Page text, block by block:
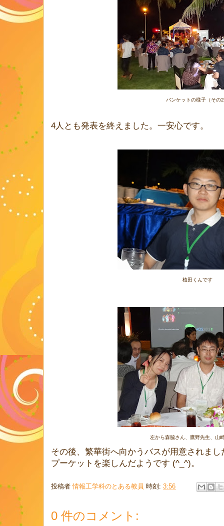
バンケットの様子（その
4人とも発表を終えました。一安心です。
植田くんです
左から森脇さん、鷹野先生、山
その後、繁華街へ向かうバスが用意されま
プーケットを楽しんだようです (^_^)。
投稿者情報工学科のとある教員 時刻: 3:56
0 件のコメント: